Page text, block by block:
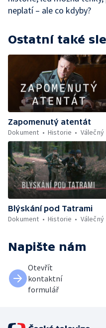
neplatí – ale co kdyby?
Ostatní také
Zapomenutý atentát
Dokument
Historie Válečný
Blýskání pod Tatrami
Dokument
Historie Válečný
Napište nám
Otevřít
kontaktní
formulář